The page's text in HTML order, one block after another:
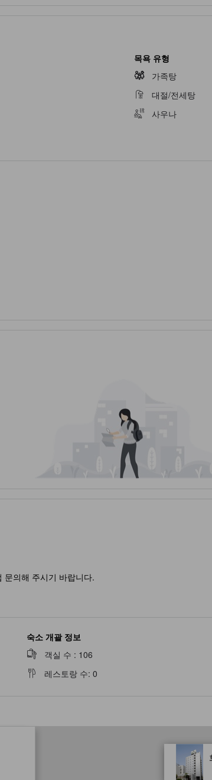
목욕 유형
가족탕
대절/전세탕
사우나
문의해 주시기 바랍니다.
숙소 개괄 정보
객실 수 : 106
레스토랑 수:0
노란색 별